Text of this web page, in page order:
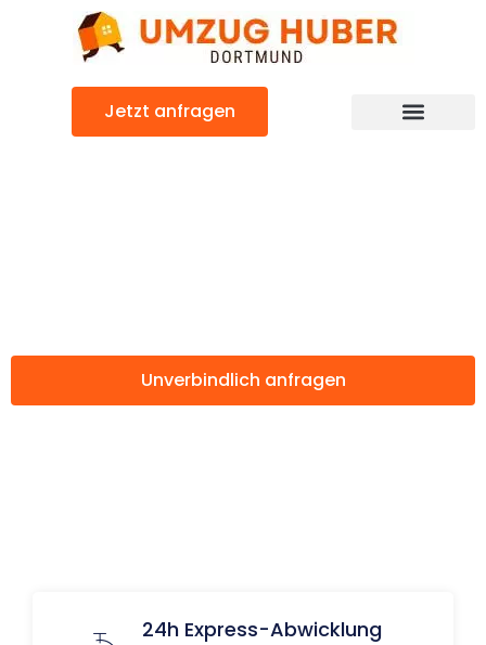
Jetzt anfragen
Unverbindlich anfragen
24h Express-Abwicklung